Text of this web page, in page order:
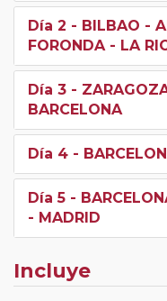
Día 2 - BILBAO -
FORONDA - LA
Día 3 -
BARCELONA
Día 4 -
Día 5 -
- MADRID
Incluye